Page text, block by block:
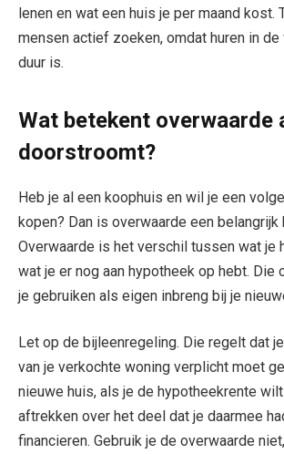
lenen en wat een huis je per maand kost.
mensen actief zoeken, omdat huren in
duur is.
Wat betekent overwaarde
doorstroomt?
Heb je al een koophuis en wil je een
kopen? Dan is overwaarde een belangrijk
Overwaarde is het verschil tussen wat je
wat je er nog aan hypotheek op hebt. Die
je gebruiken als eigen inbreng bij je
Let op de bijleenregeling. Die regelt dat
van je verkochte woning verplicht moet
nieuwe huis, als je de hypotheekrente
aftrekken over het deel dat je daarmee
financieren. Gebruik je de overwaarde